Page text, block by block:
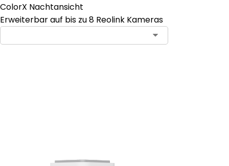
ColorX Nachtansicht
Erweiterbar auf bis zu 8 Reolink Kameras